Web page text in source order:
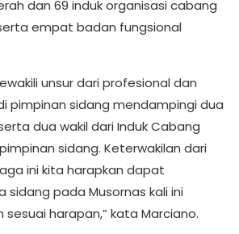
dan 69 induk organisasi cabang
empat badan fungsional
unsur dari profesional dan
pimpinan sidang mendampingi dua
dua wakil dari Induk Cabang
sidang. Keterwakilan dari
ini kita harapkan dapat
sidang pada Musornas kali ini
harapan,” kata Marciano.